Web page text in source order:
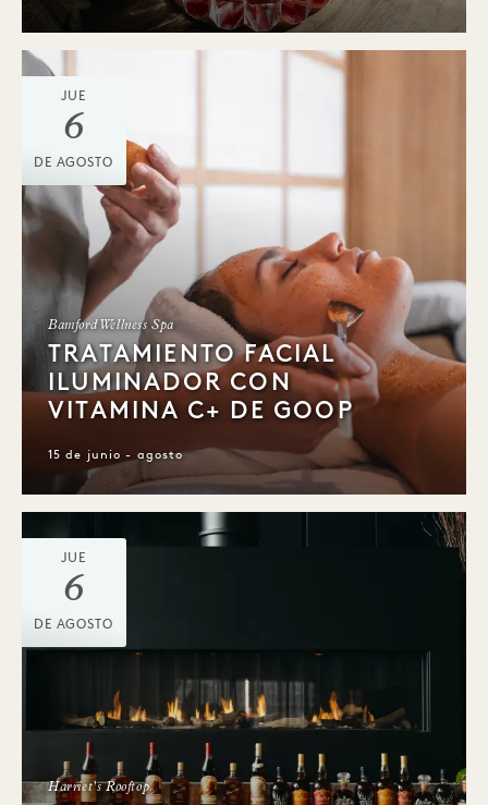
JUE
6
DE AGOSTO
Bamford Wellness Spa
TRATAMIENTO FACIAL
ILUMINADOR CON
VITAMINA C+ DE GOOP
15 de junio - agosto
JUE
6
DE AGOSTO
Harriet's Rooftop